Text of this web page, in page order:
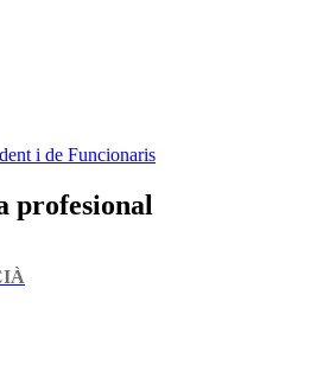
i de Funcionaris
profesional